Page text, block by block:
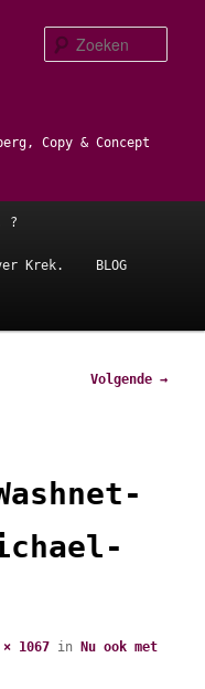
Copy & Concept
?
Krek. BLOG
Volgende →
× 1067 inNu ook met